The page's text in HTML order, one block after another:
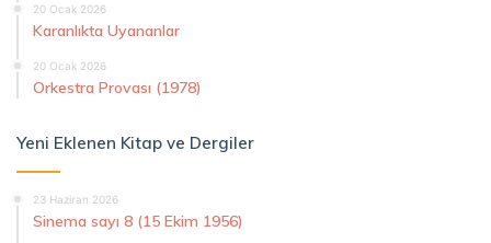
20 Ocak 2026
Karanlıkta Uyananlar
20 Ocak 2026
Orkestra Provası (1978)
Yeni Eklenen Kitap ve Dergiler
23 Haziran 2026
Sinema sayı 8 (15 Ekim 1956)